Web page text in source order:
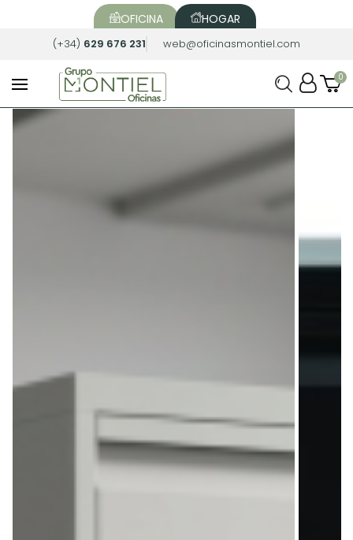
OFICINA HOGAR
(+34) 629 676 231 web@oficinasmontiel.com